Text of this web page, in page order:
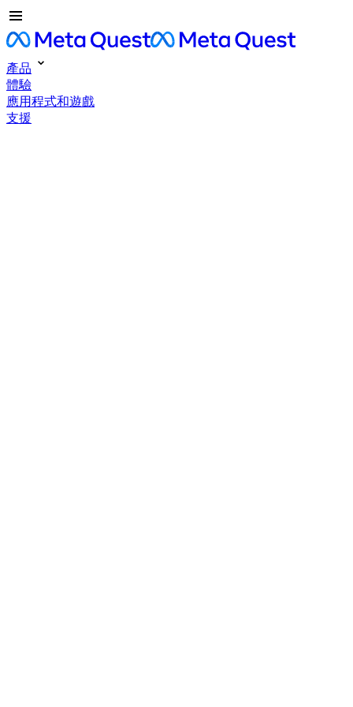
產品
體驗
應用程式和遊戲
支援